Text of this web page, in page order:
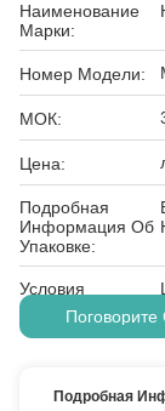
Наименование
Марки:
Номер Модели:
МОК:
Цена:
Подробная
Информация Об
Упаковке:
Условия
Оплаты:Поговорите
Подробная